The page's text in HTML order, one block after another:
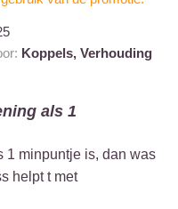
Koppels, Verhouding
als 1
1 minpuntje is, dan was
helpt t met